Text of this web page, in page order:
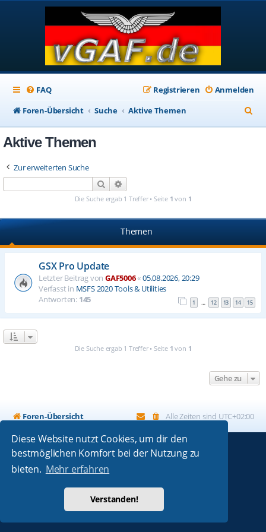
Diese Website nutzt Cookies, um dir den
bestmöglichen Komfort bei der Nutzung zu
bieten. Mehr erfahren
Verstanden!
FAQ Anmelden
Registrieren
Foren-Übersicht
Suche Aktive Themen
u
Aktive Themen
Zur erweiterten Suche
Suche
Die Suche ergab 1 Treffer • Seite 1 von 1
Themen
GSX Pro Update
Letzter Beitrag von GAF5006«05.08.2026, 20:29
Verfasst in MSFS 2020 Tools & Utilities
Antworten: 145 1 … 12 13 14 15
Die Suche ergab 1 Treffer • Seite 1 von 1
Gehe zu
Foren-Übersicht Alle Zeiten sind UTC+02:00
Powered byphpBB® Forum Software © phpBB Limited
Absolution style by
Deutsche Übersetzung durch
Datenschutz|Nutzungsbedingungen